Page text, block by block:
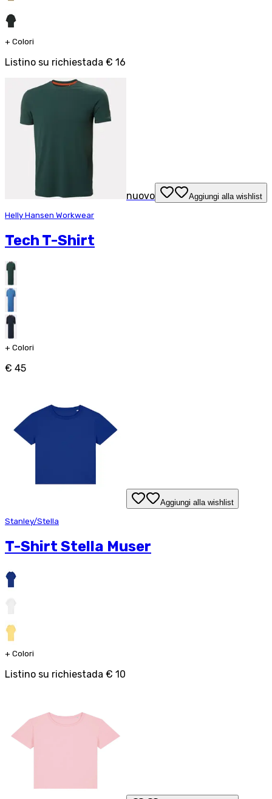
+ Colori
Listino su richiestada € 16
nuovo Aggiungi alla wishlist
Helly Hansen Workwear
Tech T-Shirt
+ Colori
€ 45
Aggiungi alla wishlist
Stanley/Stella
T-Shirt Stella Muser
+ Colori
Listino su richiestada € 10